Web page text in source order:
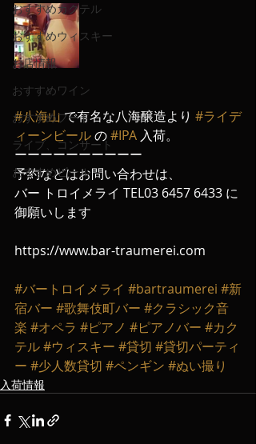
おすすめカクテル
おすすめウィスキー
お店情報
おすすめワイン
おすすめフード
ライブ、コンサート
おすすめビール
#八海山 で有名な八海醸造より #ライデ
ィーンビール の #IPA 入荷。
ーーーーーーーーーー
予約などはお問い合わせは、
バー トロイメライ TEL03 6457 6433 に
御願いします
https://www.bar-traumerei.com
#バートロイメライ #bartraumerei #新
宿バー #歌舞伎町バー #クラシック音
楽 #オペラ #ピアノ #ピアノバー #カク
テル#ウィスキー #貸切 #貸切パーティ
ー #少人数貸切 #ペンギン #ぬい撮り
入荷情報